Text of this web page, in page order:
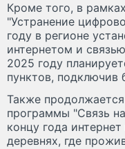
Кроме того, в
"Устранение
году в регионе
интернетом и
2025 году
пунктов, подключив
Также
программы "Связь
концу года
деревнях, где